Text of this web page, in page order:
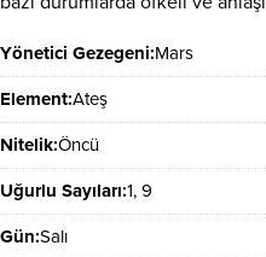
Yönetici Gezegeni:Mars
Element:Ateş
Nitelik:Öncü
Uğurlu Sayıları:1, 9
Gün:Salı